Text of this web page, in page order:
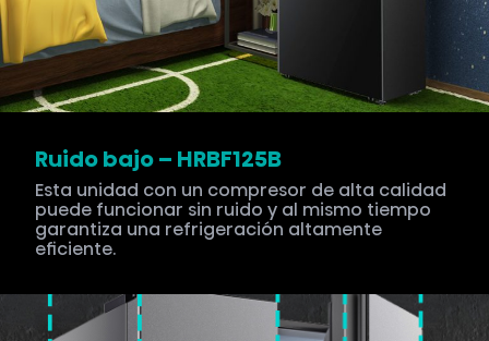
Ruido bajo – HRBF125B
Esta unidad con un compresor de alta calidad
puede funcionar sin ruido y al mismo tiempo
garantiza una refrigeración altamente
eficiente.